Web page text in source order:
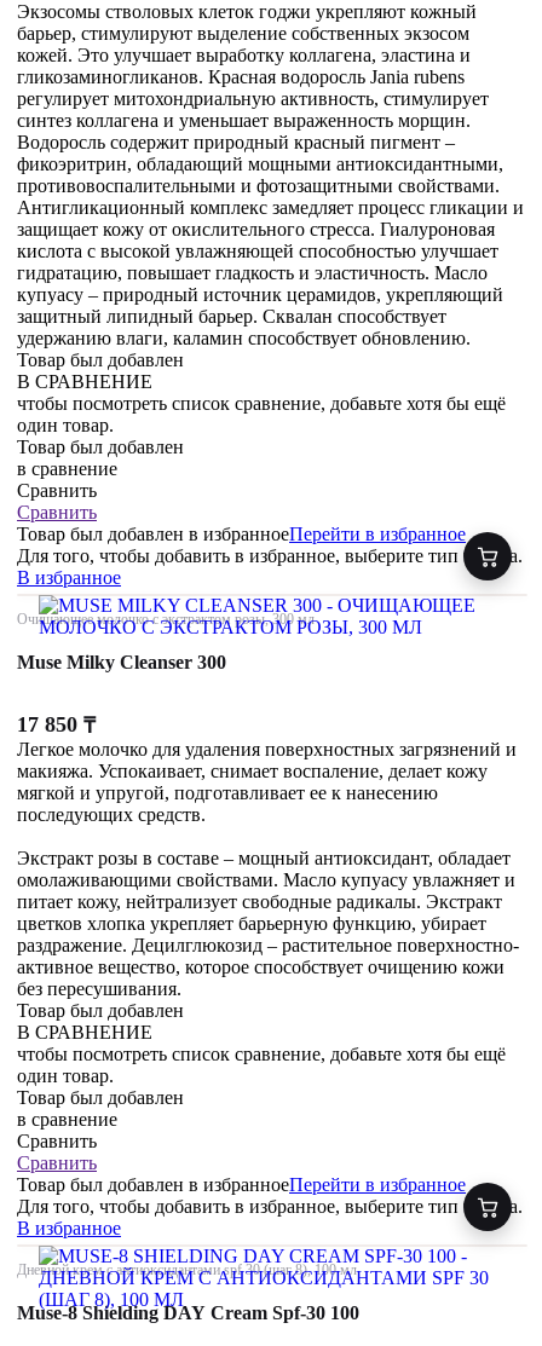
Экзосомы стволовых клеток годжи укрепляют кожный
барьер, стимулируют выделение собственных экзосом
кожей. Это улучшает выработку коллагена, эластина и
гликозаминогликанов. Красная водоросль Jania rubens
регулирует митохондриальную активность, стимулирует
синтез коллагена и уменьшает выраженность морщин.
Водоросль содержит природный красный пигмент –
фикоэритрин, обладающий мощными антиоксидантными,
противовоспалительными и фотозащитными свойствами.
Антигликационный комплекс замедляет процесс гликации и
защищает кожу от окислительного стресса. Гиалуроновая
кислота с высокой увлажняющей способностью улучшает
гидратацию, повышает гладкость и эластичность. Масло
купуасу – природный источник церамидов, укрепляющий
защитный липидный барьер. Сквалан способствует
удержанию влаги, каламин способствует обновлению.
Товар был добавлен
В СРАВНЕНИЕ
чтобы посмотреть список сравнение, добавьте хотя бы ещё
один товар.
Товар был добавлен
в сравнение
Сравнить
Сравнить
Товар был добавлен в избранноеПерейти в избранное
Для того, чтобы добавить в избранное, выберите тип товара.
В избранное
Очищающее молочко с экстрактом розы, 300 мл
Muse Milky Cleanser 300
17 850 ₸
Легкое молочко для удаления поверхностных загрязнений и
макияжа. Успокаивает, снимает воспаление, делает кожу
мягкой и упругой, подготавливает ее к нанесению
последующих средств.
Экстракт розы в составе – мощный антиоксидант, обладает
омолаживающими свойствами. Масло купуасу увлажняет и
питает кожу, нейтрализует свободные радикалы. Экстракт
цветков хлопка укрепляет барьерную функцию, убирает
раздражение. Децилглюкозид – растительное поверхностно-
активное вещество, которое способствует очищению кожи
без пересушивания.
Товар был добавлен
В СРАВНЕНИЕ
чтобы посмотреть список сравнение, добавьте хотя бы ещё
один товар.
Товар был добавлен
в сравнение
Сравнить
Сравнить
Товар был добавлен в избранноеПерейти в избранное
Для того, чтобы добавить в избранное, выберите тип товара.
В избранное
Дневной крем с антиоксидантами spf 30 (шаг 8), 100 мл
Muse-8 Shielding DAY Cream Spf-30 100